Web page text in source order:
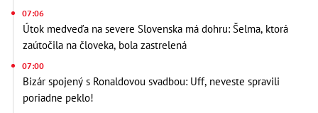
07:06
Útok medveďa na severe Slovenska má dohru: Šelma, ktorá
zaútočila na človeka, bola zastrelená
07:00
Bizár spojený s Ronaldovou svadbou: Uff, neveste spravili
poriadne peklo!